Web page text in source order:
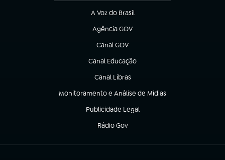
A Voz do Brasil
(abre em nova aba)
Agência GOV
(abre em nova aba)
Canal GOV
(abre em nova aba)
Canal Educação
(abre em nova aba)
Canal Libras
(abre em nova aba)
Monitoramento e Análise de Mídias
(abre em nova aba)
Publicidade Legal
(abre em nova aba)
Rádio Gov
(abre em nova aba)